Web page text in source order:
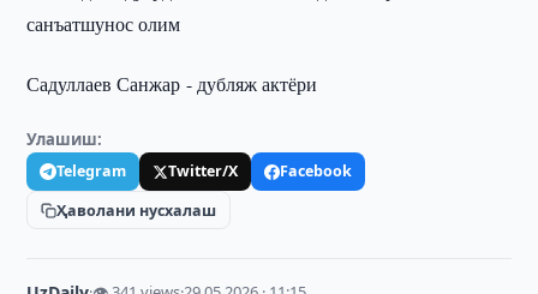
санъатшунос олим
Садуллаев Санжар - дубляж актёри
Улашиш:
Telegram Twitter/X
Facebook
Ҳаволани нусхалаш